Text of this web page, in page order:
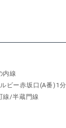
内線
ビー赤坂口(A番)1分
線/半蔵門線